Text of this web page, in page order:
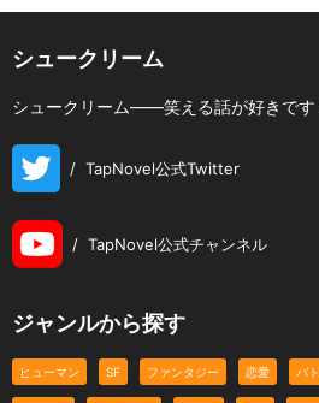
シュークリーム
シュークリーム――笑える話が好きです
/ TapNovel公式Twitter
/ TapNovel公式チャンネル
ジャンルから探す
ヒューマン SF ファンタジー 恋愛 バ